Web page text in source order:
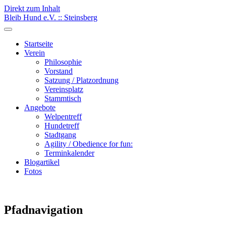
Direkt zum Inhalt
Bleib Hund e.V. :: Steinsberg
Startseite
Verein
Philosophie
Vorstand
Satzung / Platzordnung
Vereinsplatz
Stammtisch
Angebote
Welpentreff
Hundetreff
Stadtgang
Agility / Obedience for fun:
Terminkalender
Blogartikel
Fotos
Pfadnavigation